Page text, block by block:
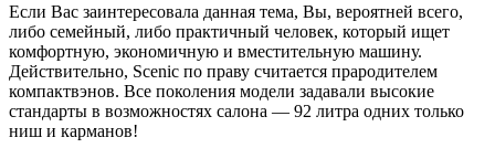
Если Вас заинтересовала данная тема, Вы, вероятней всего,
либо семейный, либо практичный человек, который ищет
комфортную, экономичную и вместительную машину.
Действительно, Scenic по праву считается прародителем
компактвэнов. Все поколения модели задавали высокие
стандарты в возможностях салона — 92 литра одних только
ниш и карманов!